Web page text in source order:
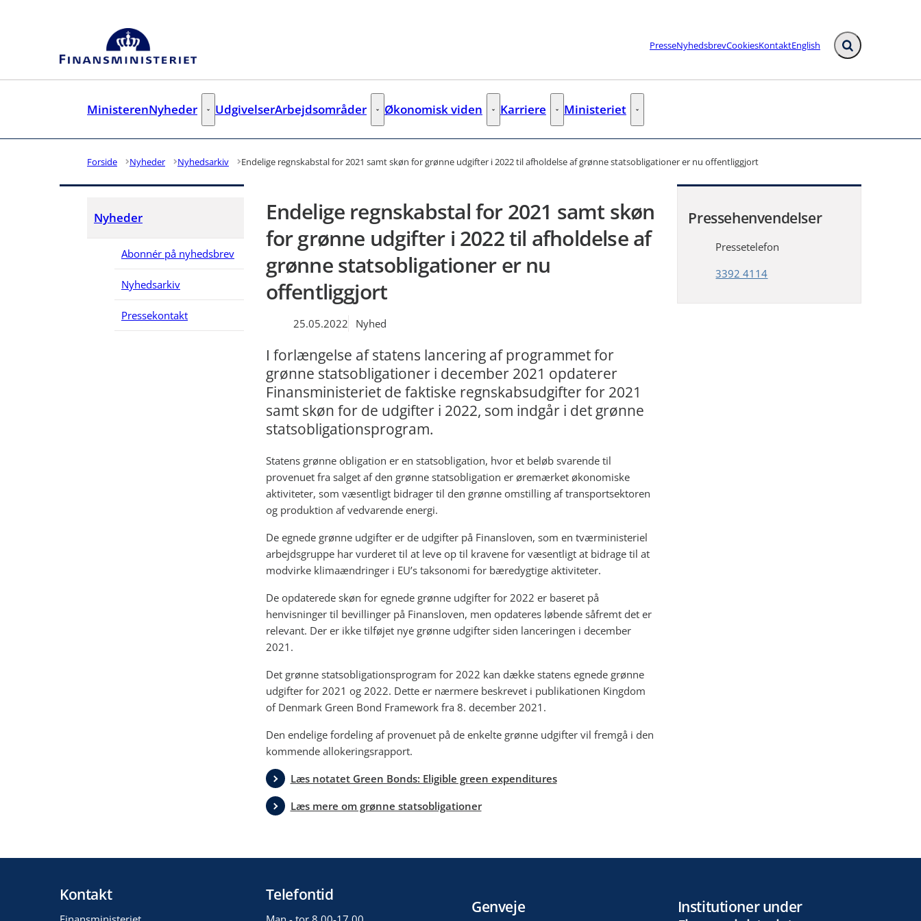
PresseNyhedsbrevCookiesKontaktEnglish Fold søgefelt ud
MinisterenNyheder Nyheder - Flere links
UdgivelserArbejdsområder Arbejdsområder - Flere links
Økonomisk viden Økonomisk viden - Flere links
Karriere Karriere - Flere links
Ministeriet Ministeriet - Flere links
Forside Nyheder Nyhedsarkiv Endelige regnskabstal for 2021 samt skøn for grønne udgifter i 2022 til afholdelse af grønne statsobligationer er nu offentliggjort
Nyheder
Abonnér på nyhedsbrev
Nyhedsarkiv
Pressekontakt
Endelige regnskabstal for 2021 samt skøn
for grønne udgifter i 2022 til afholdelse af
grønne statsobligationer er nu
offentliggjort
25.05.2022 Nyhed
I forlængelse af statens lancering af programmet for
grønne statsobligationer i december 2021 opdaterer
Finansministeriet de faktiske regnskabsudgifter for 2021
samt skøn for de udgifter i 2022, som indgår i det grønne
statsobligationsprogram.
Statens grønne obligation er en statsobligation, hvor et beløb svarende til
provenuet fra salget af den grønne statsobligation er øremærket økonomiske
aktiviteter, som væsentligt bidrager til den grønne omstilling af transportsektoren
og produktion af vedvarende energi.
De egnede grønne udgifter er de udgifter på Finansloven, som en tværministeriel
arbejdsgruppe har vurderet til at leve op til kravene for væsentligt at bidrage til at
modvirke klimaændringer i EU’s taksonomi for bæredygtige aktiviteter.
De opdaterede skøn for egnede grønne udgifter for 2022 er baseret på
henvisninger til bevillinger på Finansloven, men opdateres løbende såfremt det er
relevant. Der er ikke tilføjet nye grønne udgifter siden lanceringen i december
2021.
Det grønne statsobligationsprogram for 2022 kan dække statens egnede grønne
udgifter for 2021 og 2022. Dette er nærmere beskrevet i publikationen Kingdom
of Denmark Green Bond Framework fra 8. december 2021.
Den endelige fordeling af provenuet på de enkelte grønne udgifter vil fremgå i den
kommende allokeringsrapport.
Læs notatet Green Bonds: Eligible green expenditures
Læs mere om grønne statsobligationer
Pressehenvendelser
Pressetelefon
3392 4114
Kontakt Telefontid
Genveje
Institutioner under